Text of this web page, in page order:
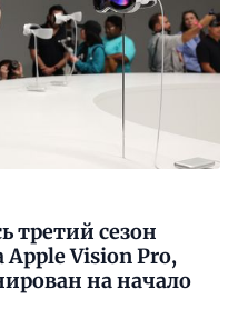
третий сезон
Apple Vision Pro,
на начало